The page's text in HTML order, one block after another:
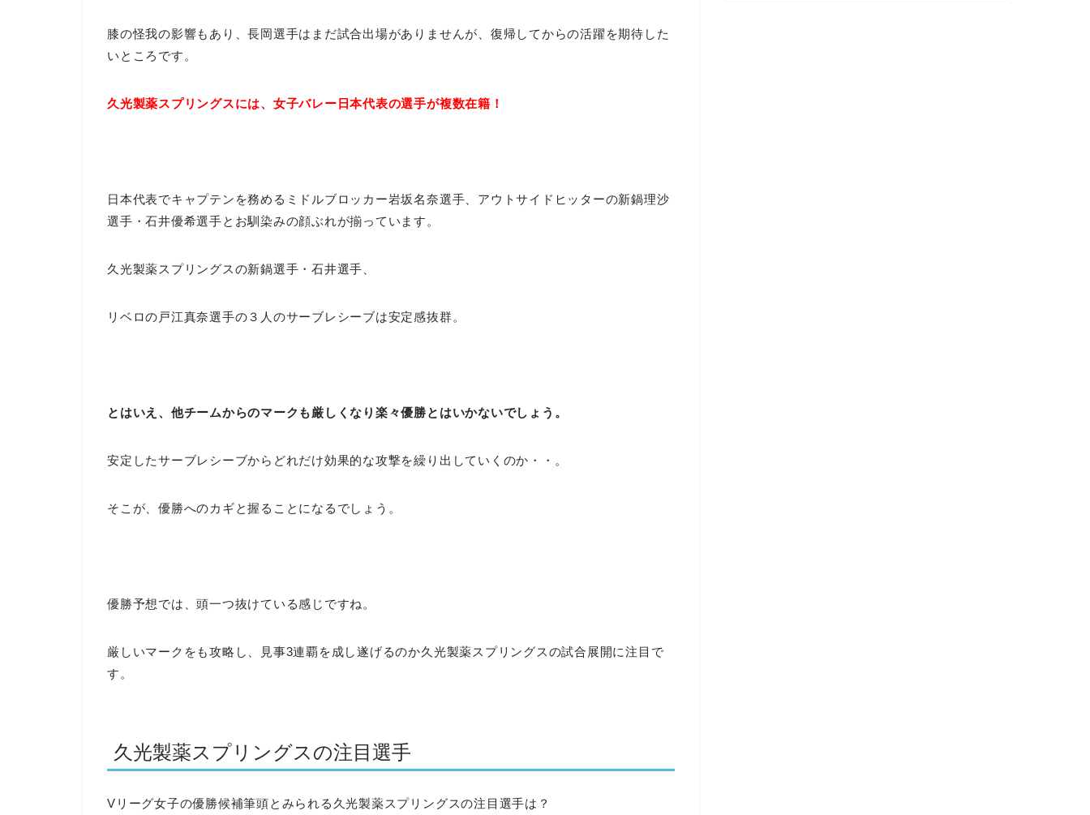
膝の怪我の影響もあり、長岡選手はまだ試合出場がありませんが、復帰してからの活躍を期待した
いところです。
久光製薬スプリングスには、女子バレー日本代表の選手が複数在籍！
日本代表でキャプテンを務めるミドルブロッカー岩坂名奈選手、アウトサイドヒッターの新鍋理沙
選手・石井優希選手とお馴染みの顔ぶれが揃っています。
久光製薬スプリングスの新鍋選手・石井選手、
リベロの戸江真奈選手の３人のサーブレシーブは安定感抜群。
とはいえ、他チームからのマークも厳しくなり楽々優勝とはいかないでしょう。
安定したサーブレシーブからどれだけ効果的な攻撃を繰り出していくのか・・。
そこが、優勝へのカギと握ることになるでしょう。
優勝予想では、頭一つ抜けている感じですね。
厳しいマークをも攻略し、見事3連覇を成し遂げるのか久光製薬スプリングスの試合展開に注目で
す。
久光製薬スプリングスの注目選手
Vリーグ女子の優勝候補筆頭とみられる久光製薬スプリングスの注目選手は？